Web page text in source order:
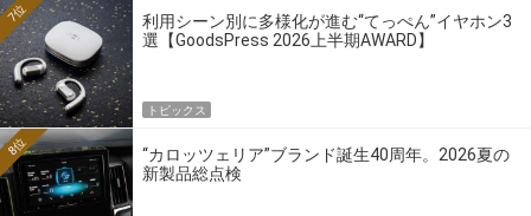
利用シーン別に多様化が進む“てっぺん”イヤホン3
選【GoodsPress 2026上半期AWARD】
7位
トピックス
“カロッツェリア”ブランド誕生40周年。2026夏の
新製品総点検
8位